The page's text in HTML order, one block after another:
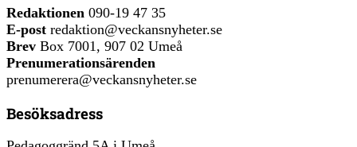
Redaktionen 090-19 47 35
E-post redaktion@veckansnyheter.se
Brev Box 7001, 907 02 Umeå
Prenumerationsärenden
prenumerera@veckansnyheter.se
Besöksadress